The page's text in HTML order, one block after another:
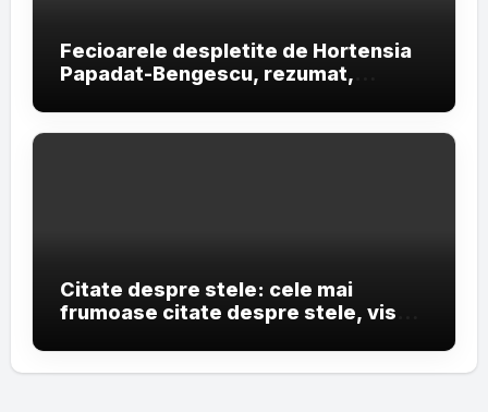
Fecioarele despletite de Hortensia
Papadat-Bengescu, rezumat,
Citate despre stele: cele mai
frumoase citate despre stele, vise